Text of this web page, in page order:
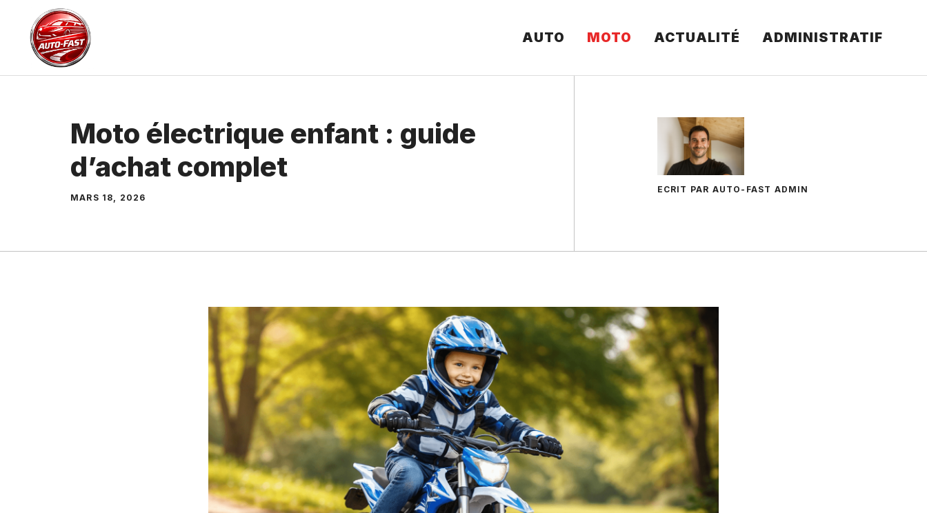
contenu
AUTO MOTO ACTUALITÉ ADMINISTRATIF
Moto électrique enfant : guide
d’achat complet
MARS 18, 2026
ECRIT PAR AUTO-FAST ADMIN